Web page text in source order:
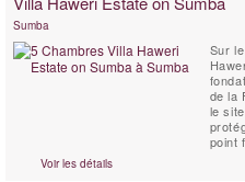
Sumba
Sur
de la
le
point
par
Voir les détails